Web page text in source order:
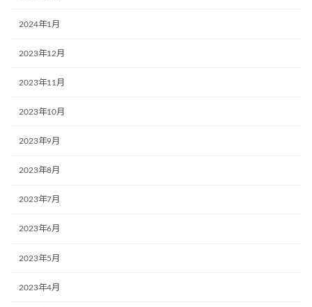
2024年1月
2023年12月
2023年11月
2023年10月
2023年9月
2023年8月
2023年7月
2023年6月
2023年5月
2023年4月